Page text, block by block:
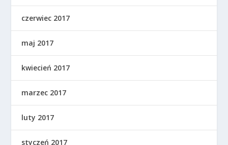
czerwiec 2017
maj 2017
kwiecień 2017
marzec 2017
luty 2017
styczeń 2017